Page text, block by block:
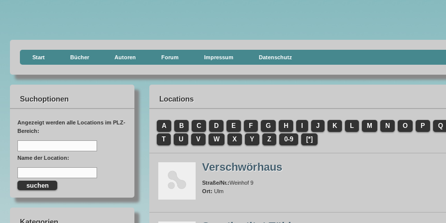
Start Bücher Autoren Forum Impressum Datenschutz
Suchoptionen
Angezeigt werden alle Locations im PLZ-
Bereich:
Name der Location:
Locations
A B C D E F G H J K L M N O P
Q
T
U V W X Y Z 0-9 [*]
Verschwörhaus
Straße/Nr.:Weinhof 9
Ort: Ulm